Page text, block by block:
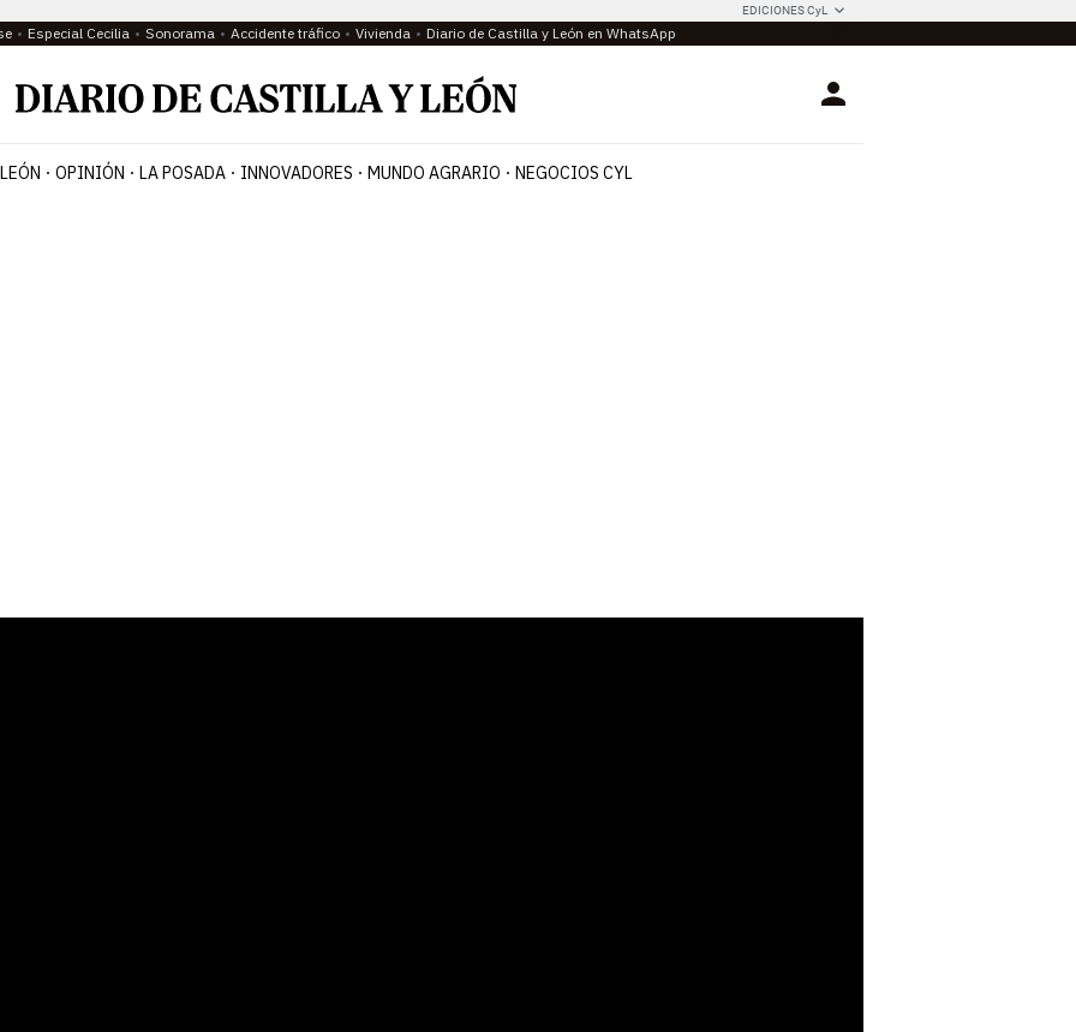
EDICIONES CyL
Especial Cecilia Sonorama Accidente tráfico Vivienda Diario de Castilla y León en WhatsApp
Login
OPINIÓN LA POSADA INNOVADORES MUNDO AGRARIO NEGOCIOS CYL